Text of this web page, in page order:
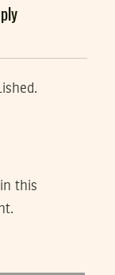
this